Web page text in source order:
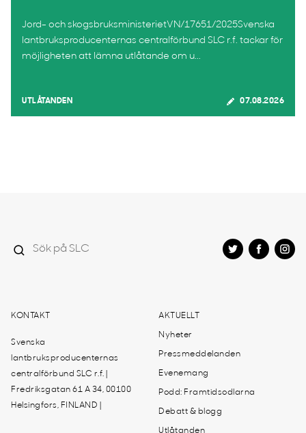
Jord- och skogsbruksministerietVN/17651/2025Svenska
lantbruksproducenternas centralförbund SLC r.f. tackar för
möjligheten att lämna utlåtande om u...
UTLÅTANDEN 07.08.2026
KONTAKT
Svenska
lantbruksproducenternas
centralförbund SLC r.f. |
Fredriksgatan 61 A 34, 00100
Helsingfors, FINLAND |
AKTUELLT
Nyheter
Pressmeddelanden
Evenemang
Podd: Framtidsodlarna
Debatt & blogg
Utlåtanden